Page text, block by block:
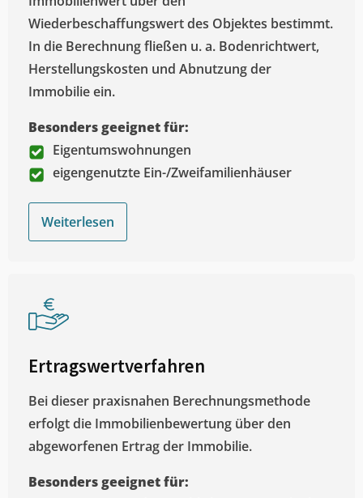
Wiederbeschaffungswert des Objektes bestimmt.
In die Berechnung fließen u. a. Bodenrichtwert,
Herstellungskosten und Abnutzung der
Immobilie ein.
Besonders geeignet für:
Eigentumswohnungen
eigengenutzte Ein-/Zweifamilienhäuser
Weiterlesen
Ertragswertverfahren
Bei dieser praxisnahen Berechnungsmethode
erfolgt die Immobilienbewertung über den
abgeworfenen Ertrag der Immobilie.
Besonders geeignet für: